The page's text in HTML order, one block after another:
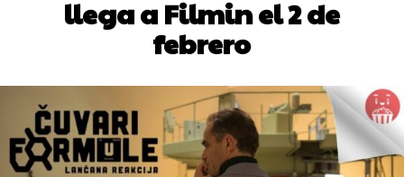
llega a Filmin el 2 de
febrero